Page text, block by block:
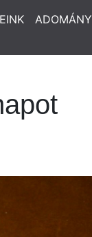
ADOMÁNY